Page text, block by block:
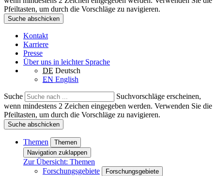
Pfeiltasten, um durch die Vorschläge zu navigieren.
Suche abschicken
Kontakt
Karriere
Presse
Über uns in leichter Sprache
DE Deutsch
EN English
Suche
Suchvorschläge erscheinen,
wenn mindestens 2 Zeichen eingegeben werden. Verwenden Sie die
Pfeiltasten, um durch die Vorschläge zu navigieren.
Suche abschicken
Themen
Themen
Navigation zuklappen
Zur Übersicht: Themen
Forschungsgebiete
Forschungsgebiete